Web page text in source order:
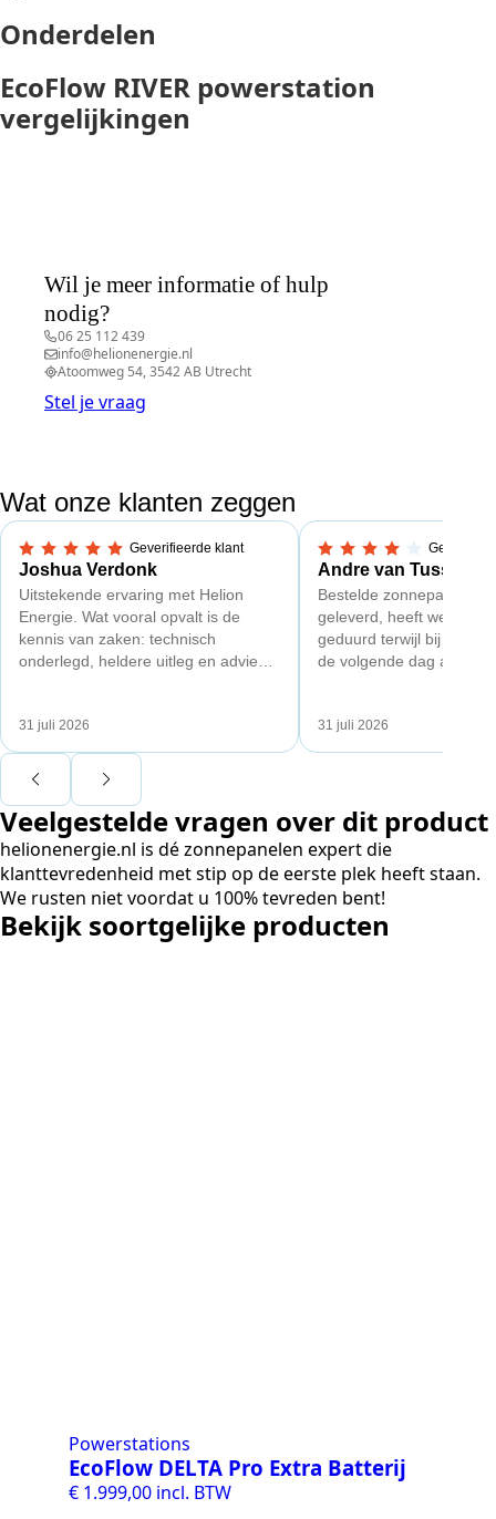
Onderdelen
EcoFlow RIVER powerstation
vergelijkingen
Wil je meer informatie of hulp
nodig?
06 25 112 439
info@helionenergie.nl
Atoomweg 54, 3542 AB Utrecht
Stel je vraag
Wat onze klanten zeggen
Geverifieerde klant
5,0 van 5 sterren
Joshua Verdonk
Uitstekende ervaring met Helion
Energie. Wat vooral opvalt is de
kennis van zaken: technisch
onderlegd, heldere uitleg en advies
Ook de nazorg is uitgebreid.
Voor ondernemers extra interessant:
capaciteitsprobleem. Een zwaardere
aansluiting via de netbeheerder
betekende een fors bedrag, wachttijd
en hoger vastrecht. Via Helion
bereikten we hetzelfde voor een
kwart van die kosten, plus
31 juli 2026
4 van 5 sterren
Andre van
Bestelde zonnepanelen
geleverd, heeft wel een
geduurd terwijl bij een
de volgende dag al
31 juli 2026
Veelgestelde vragen over dit product
helionenergie.nl is dé zonnepanelen expert die
klanttevredenheid met stip op de eerste plek heeft staan.
We rusten niet voordat u 100% tevreden bent!
Bekijk soortgelijke producten
Powerstations
EcoFlow DELTA Pro Extra Batterij
€ 1.999,00 incl. BTW